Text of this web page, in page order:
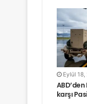
Eylül
karşı